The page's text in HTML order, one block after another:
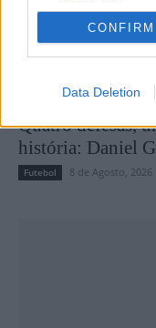
CONFIRM
Data Deletion
Quatro defesas,
história: Daniel
Futebol 8 de Agosto, 2026